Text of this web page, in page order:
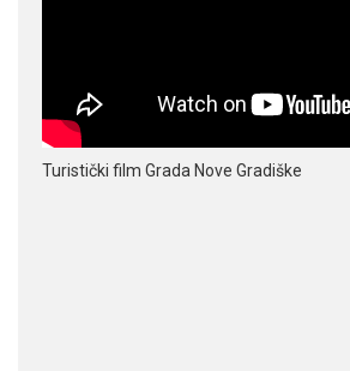
Turistički film Grada Nove Gradiške